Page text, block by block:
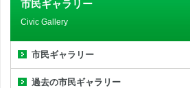
市民ギャラリー
Civic Gallery
市民ギャラリー
過去の市民ギャラリー